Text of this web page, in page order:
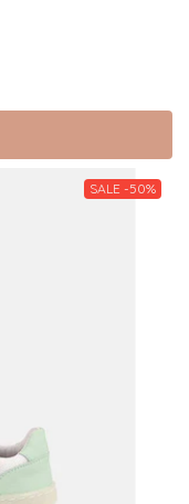
SALE -50%